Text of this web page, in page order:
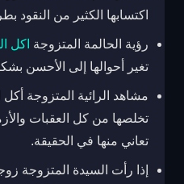
اكتسابها الكثير من النقود
رؤية الحالمة المتزوجة اكل
تغير أحوالها إلى الأحسن
مشاهد الرائية المتزوجة
تخلصها من كل العقبات
تعاني منها في الحقيقة.
إذا رأت السيدة المتزوجة